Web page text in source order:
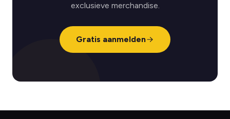
exclusieve merchandise.
Gratis aanmelden